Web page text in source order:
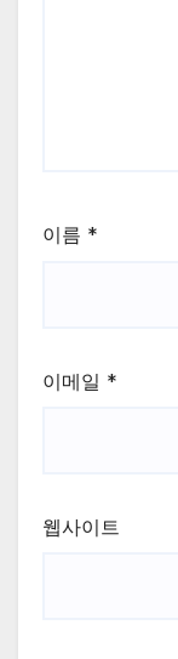
이름 *
이메일 *
웹사이트